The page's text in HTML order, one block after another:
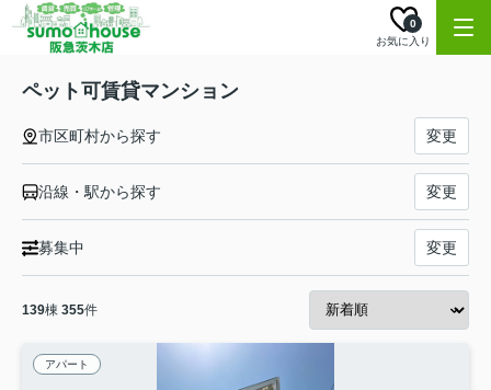
お気に入り
0
ペット可賃貸マンション
市区町村から探す 変更
沿線・駅から探す 変更
募集中 変更
139棟 355件
アパート